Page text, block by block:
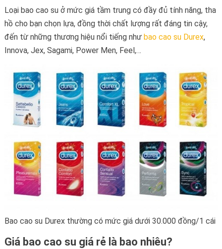
Loại bao cao su ở mức giá tầm trung có đầy đủ tính năng, tha
hồ cho bạn chọn lựa, đồng thời chất lượng rất đáng tin cậy,
đến từ những thương hiệu nổi tiếng như bao cao su Durex,
Innova, Jex, Sagami, Power Men, Feel,…
Bao cao su Durex thường có mức giá dưới 30.000 đồng/1 cái
Giá bao cao su giá rẻ là bao nhiêu?